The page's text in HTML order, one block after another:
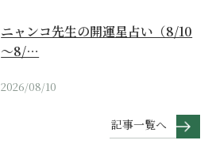
ニャンコ先生の開運星占い（8/10
～8/…
2026/08/10
記事一覧へ